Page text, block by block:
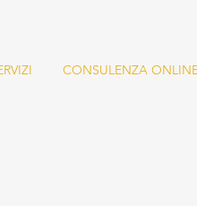
CONSULENZA